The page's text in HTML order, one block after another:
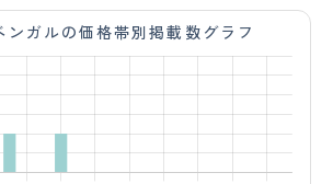
ンガルの価格帯別掲載数グラフ